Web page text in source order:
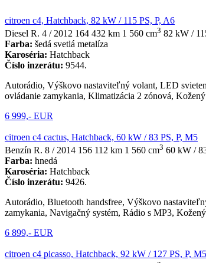
citroen c4, Hatchback, 82 kW / 115 PS, P, A6
Diesel R. 4 / 2012 164 432 km 1 560 cm3 82 kW /
Farba: šedá svetlá metalíza
Karoséria: Hatchback
Číslo inzerátu: 9544.
Autorádio, Výškovo nastaviteľný volant, LED
ovládanie zamykania, Klimatizácia 2 zónová,
6 999,- EUR
citroen c4 cactus, Hatchback, 60 kW / 83 PS, P, M5
Benzín R. 8 / 2014 156 112 km 1 560 cm3 60 kW /
Farba: hnedá
Karoséria: Hatchback
Číslo inzerátu: 9426.
Autorádio, Bluetooth handsfree, Výškovo
zamykania, Navigačný systém, Rádio s MP3,
6 899,- EUR
citroen c4 picasso, Hatchback, 92 kW / 127 PS, P, M5